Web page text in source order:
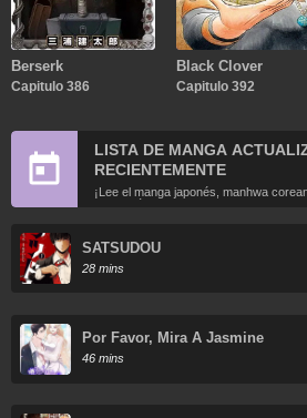
Berserk
Capitulo 386
Black Clover
Capitulo 392
LISTA DE MANGA
RECIENTEMENTE
¡Lee el manga japonés, manhwa
chino más recientemente actualizados
SATSUDOU
28 mins
Por Favor, Mira A Jasmine
46 mins